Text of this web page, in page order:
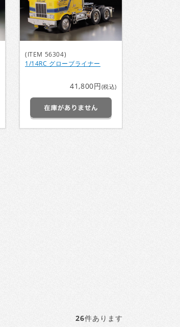
(ITEM 56304)
1/14RC グローブライナー
41,800円(税込)
26件あります